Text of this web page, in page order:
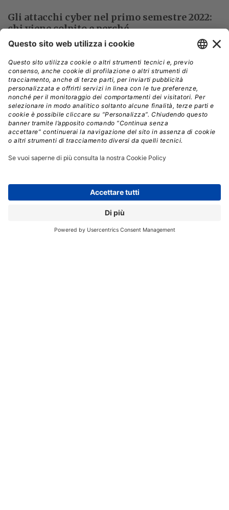
Gli attacchi cyber nel primo semestre 2022:
chi viene colpito e perché
I ricercatori di Clusit hanno classificato le vittime di
attacchi nel primo semestre del 2022 secondo una
tassonomia derivata da standard internazionali:
tenendo come base di raffronto il primo semestre 2021,
nel primo semestre 2022la crescita maggiore nel
numero di attacchi gravi si osserva verso le
categorie “Multiple targets” (+108,3%).Ciò significa
che i cyber criminali tendono ora a colpire in maniera
indifferenziata obiettivi molteplici, piuttosto che
primo semestre 2022 la categoria “Multiple Targets” in
testa alla classifica delle vittime anche in termini
percentuali, rappresentando il 22% del totale.